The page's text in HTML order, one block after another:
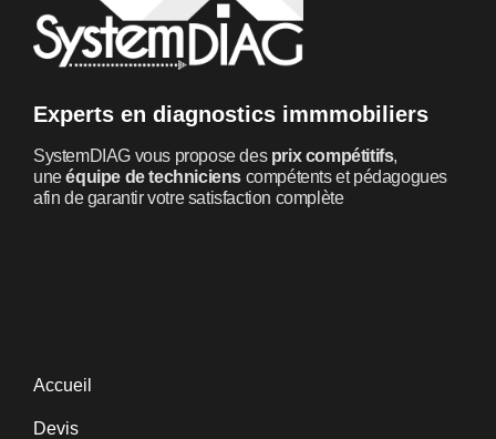
Experts en diagnostics immmobiliers
SystemDIAG vous propose des prix compétitifs,
uneéquipe de techniciens compétents et pédagogues
afin de garantir votre satisfaction complète
Accueil
Devis